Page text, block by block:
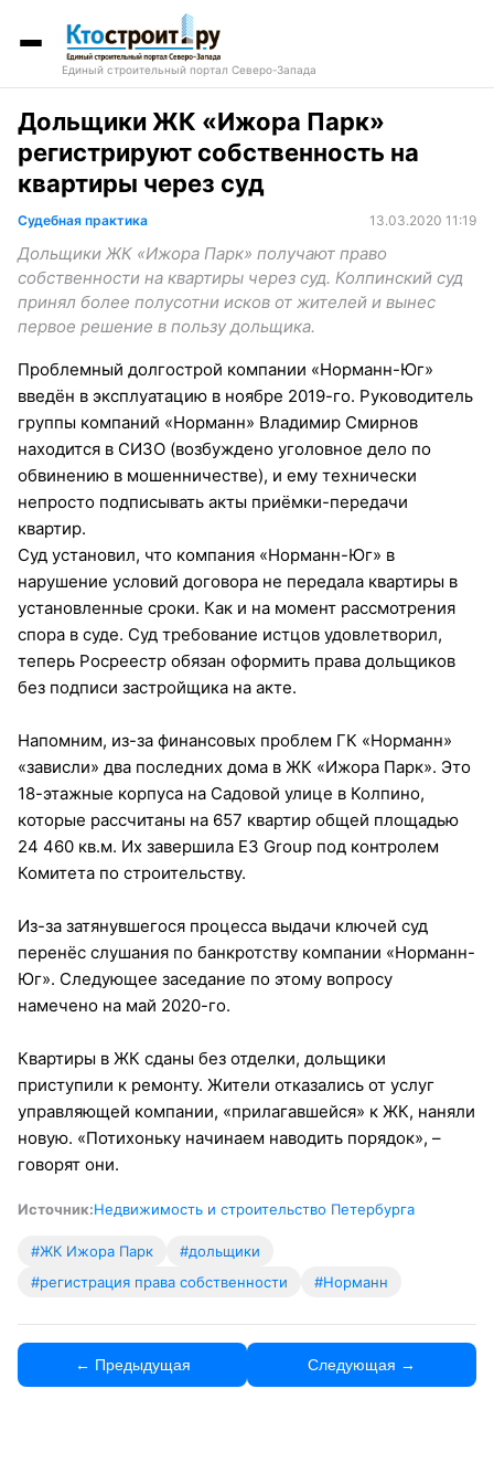
Единый строительный портал Северо-Запада
Дольщики ЖК «Ижора Парк»
регистрируют собственность на
квартиры через суд
Судебная практика 13.03.2020 11:19
Дольщики ЖК «Ижора Парк» получают право
собственности на квартиры через суд. Колпинский суд
принял более полусотни исков от жителей и вынес
первое решение в пользу дольщика.
Проблемный долгострой компании «Норманн-Юг»
введён в эксплуатацию в ноябре 2019-го. Руководитель
группы компаний «Норманн» Владимир Смирнов
находится в СИЗО (возбуждено уголовное дело по
обвинению в мошенничестве), и ему технически
непросто подписывать акты приёмки-передачи
квартир.
Суд установил, что компания «Норманн-Юг» в
нарушение условий договора не передала квартиры в
установленные сроки. Как и на момент рассмотрения
спора в суде. Суд требование истцов удовлетворил,
теперь Росреестр обязан оформить права дольщиков
без подписи застройщика на акте.
Напомним, из-за финансовых проблем ГК «Норманн»
«зависли» два последних дома в ЖК «Ижора Парк». Это
18-этажные корпуса на Садовой улице в Колпино,
которые рассчитаны на 657 квартир общей площадью
24 460 кв.м. Их завершила E3 Group под контролем
Комитета по строительству.
Из-за затянувшегося процесса выдачи ключей суд
перенёс слушания по банкротству компании «Норманн-
Юг». Следующее заседание по этому вопросу
намечено на май 2020-го.
Квартиры в ЖК сданы без отделки, дольщики
приступили к ремонту. Жители отказались от услуг
управляющей компании, «прилагавшейся» к ЖК, наняли
новую. «Потихоньку начинаем наводить порядок», –
говорят они.
Источник:Недвижимость и строительство Петербурга
#ЖК Ижора Парк
#дольщики
#регистрация права собственности
#Норманн
← Предыдущая Следующая →